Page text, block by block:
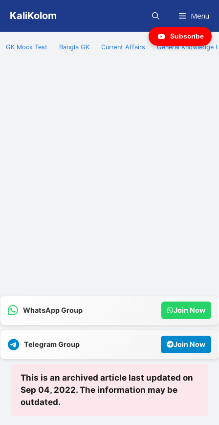
content
KaliKolom Menu
GK Mock Test Bangla GK Current Affairs General Knowledge
WhatsApp Group Join Now
Telegram Group Join Now
Subscribe
This is an archived article last updated on
Sep 04, 2022. The information may be
outdated.